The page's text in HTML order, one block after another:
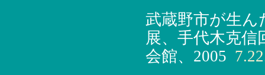
武蔵野市が生
展、手代木克信
会館、2005